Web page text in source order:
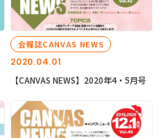
2020.04.01
会報誌CANVAS NEWS
【CANVAS NEWS】2020年4・5月号